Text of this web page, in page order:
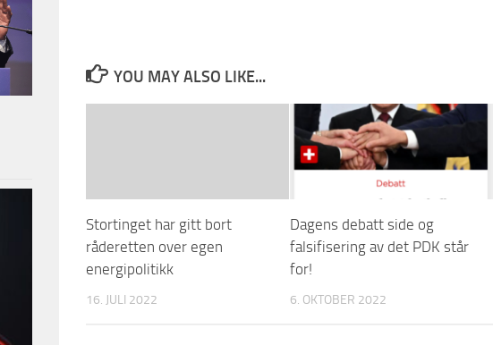
YOU MAY ALSO LIKE...
Stortinget har gitt bort
råderetten over egen
energipolitikk
16. JULI 2022
Dagens debatt side og
falsifisering av det PDK står
for!
6. OKTOBER 2022